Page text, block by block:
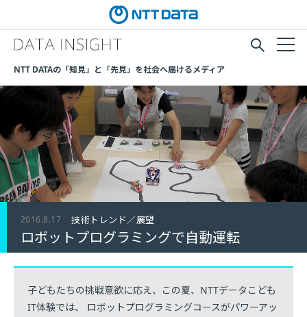
NTT DATAの「知見」と「先見」を社会へ届けるメディア
2016.8.17 技術トレンド／展望
ロボットプログラミングで自動運転
子どもたちの挑戦意欲に応え、この夏、NTTデータこども
IT体験では、 ロボットプログラミングコースがパワーアッ